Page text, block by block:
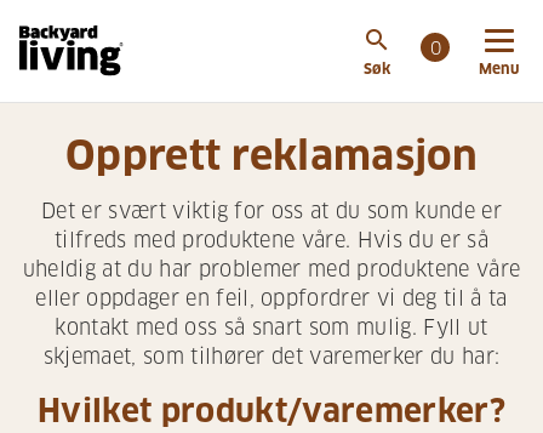
search
Søk
0
Menu
Opprett reklamasjon
Det er svært viktig for oss at du som kunde er
tilfreds med produktene våre. Hvis du er så
uheldig at du har problemer med produktene våre
eller oppdager en feil, oppfordrer vi deg til å ta
kontakt med oss så snart som mulig. Fyll ut
skjemaet, som tilhører det varemerker du har:
Hvilket produkt/varemerker?